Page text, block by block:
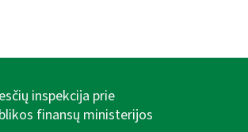
inspekcija prie
finansų ministerijos